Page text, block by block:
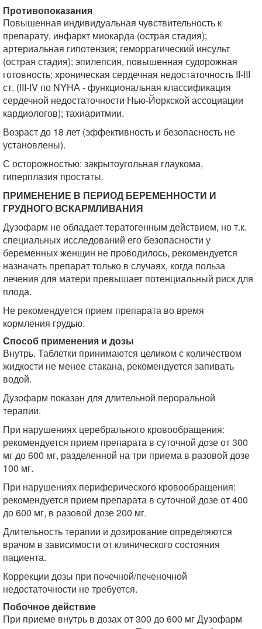
Противопоказания
Повышенная индивидуальная чувствительность к
препарату, инфаркт миокарда (острая стадия);
артериальная гипотензия; геморрагический инсульт
(острая стадия); эпилепсия, повышенная судорожная
готовность; хроническая сердечная недостаточность II-III
ст. (III-IV по NYНА - функциональная классификация
сердечной недостаточности Нью-Йоркской ассоциации
кардиологов); тахиаритмии.
Возраст до 18 лет (эффективность и безопасность не
установлены).
С осторожностью: закрытоугольная глаукома,
гиперплазия простаты.
ПРИМЕНЕНИЕ В ПЕРИОД БЕРЕМЕННОСТИ И
ГРУДНОГО ВСКАРМЛИВАНИЯ
Дузофарм не обладает тератогенным действием, но т.к.
специальных исследований его безопасности у
беременных женщин не проводилось, рекомендуется
назначать препарат только в случаях, когда польза
лечения для матери превышает потенциальный риск для
плода.
Не рекомендуется прием препарата во время
кормления грудью.
Способ применения и дозы
Внутрь. Таблетки принимаются целиком с количеством
жидкости не менее стакана, рекомендуется запивать
водой.
Дузофарм показан для длительной пероральной
терапии.
При нарушениях церебрального кровообращения:
рекомендуется прием препарата в суточной дозе от 300
мг до 600 мг, разделенной на три приема в разовой дозе
100 мг.
При нарушениях периферического кровообращения:
рекомендуется прием препарата в суточной дозе от 400
до 600 мг, в разовой дозе 200 мг.
Длительность терапии и дозирование определяются
врачом в зависимости от клинического состояния
пациента.
Коррекции дозы при почечной/печеночной
недостаточности не требуется.
Побочное действие
При приеме внутрь в дозах от 300 до 600 мг Дузофарм